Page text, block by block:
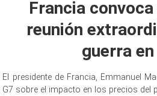
Francia convoca
reunión
guerra
El presidente de Francia, Emmanuel
G7 sobre el impacto en los precios del